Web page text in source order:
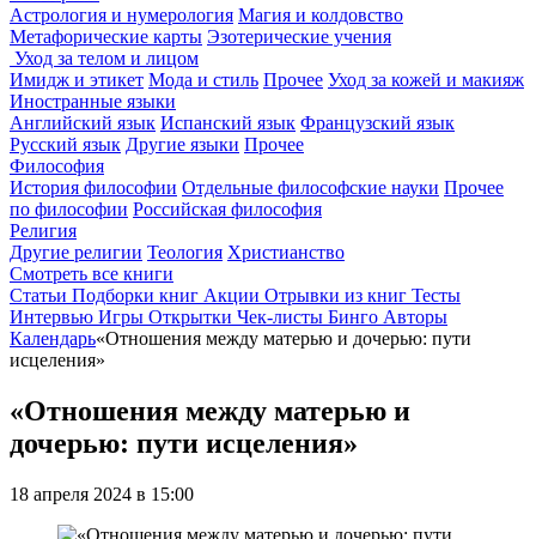
Астрология и нумерология Магия и колдовство
Метафорические карты Эзотерические учения
Уход за телом и лицом
Имидж и этикет Мода и стиль Прочее Уход за кожей и макияж
Иностранные языки
Английский язык Испанский язык Французский язык
Русский язык Другие языки Прочее
Философия
История философии Отдельные философские науки Прочее
по философии Российская философия
Религия
Другие религии Теология Христианство
Смотреть все книги
Статьи Подборки книг Акции Отрывки из книг Тесты
Интервью Игры Открытки Чек-листы Бинго Авторы
Календарь«Отношения между матерью и дочерью: пути
исцеления»
«Отношения между матерью и
дочерью: пути исцеления»
18 апреля 2024 в 15:00